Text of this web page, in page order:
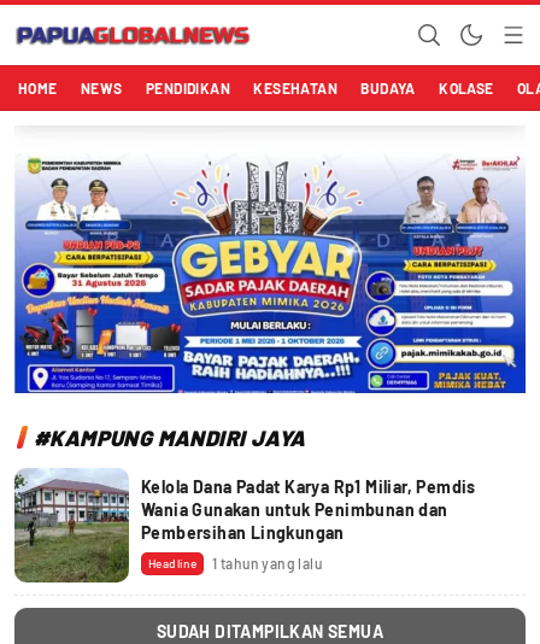
Papuaglobalnews.com
Menulis Fakta dengan Hati Bening
HOME NEWS PENDIDIKAN KESEHATAN BUDAYA KOLASE
#KAMPUNG MANDIRI JAYA
Kelola Dana Padat Karya Rp1 Miliar, Pemdis
Wania Gunakan untuk Penimbunan dan
Pembersihan Lingkungan
Headline 1 tahun yang lalu
SUDAH DITAMPILKAN SEMUA